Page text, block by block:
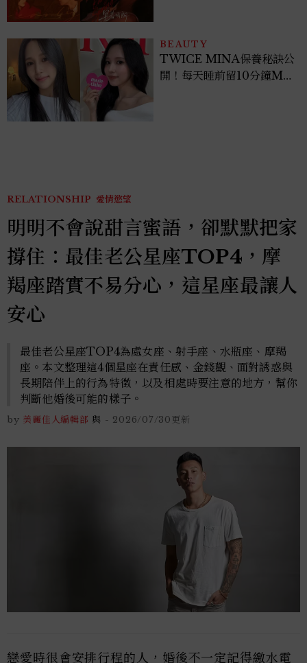
BEAUTY
TWICE MINA保養秘訣公
開！每天睡前留10分鐘ME
RELATIONSHIP 愛情慾望
明明不會說甜言蜜語，卻默默把家
撐住：最佳老公星座TOP4，摩
羯座踏實不易分心，這星座最讓人
安心
最佳老公星座TOP4為處女座、射手座、水瓶座、摩羯
座。本文整理這4個星座在責任感、金錢觀、面對誘惑與
長期陪伴上的行為特徵，以及相處時要注意的地方，幫你
判斷他婚後可能的樣子。
by 美麗佳人編輯部 與 - 2026/07/30更新
戀愛時很會安排行程的人，婚後不一定記得繳水電